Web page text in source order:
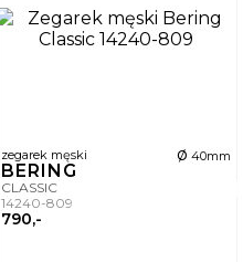
zegarek męski ø 40mm
BERING
CLASSIC
14240-809
790,-